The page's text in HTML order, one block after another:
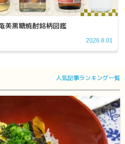
美黒糖焼酎銘柄図鑑
2026.8.01
人気記事ランキング一覧